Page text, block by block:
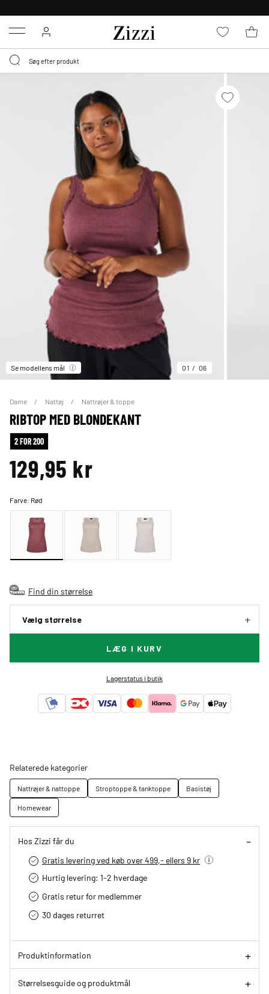
Menu
Se modellens mål 01 06
Dame Nattøj Nattrøjer & toppe
RIBTOP MED BLONDEKANT
2 FOR 200
129,95 kr
Farve: Rød
Find din størrelse
Vælg størrelse
LÆG I KURV
Lagerstatus i butik
Relaterede kategorier
Nattrøjer & nattoppe Stroptoppe & tanktoppe
Basistøj
Homewear
Hos Zizzi får du
Gratis levering ved køb over 499,- ellers 9 kr
Hurtig levering­: 1-2 hverdage
Gratis retur for medlemmer
30 dages returret
Produktinformation
Størrelsesguide og produktmål